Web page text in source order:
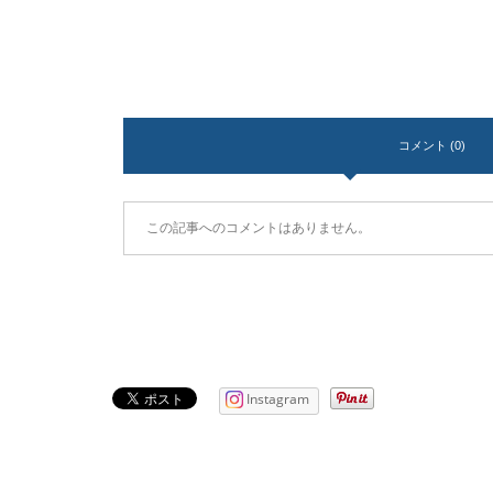
コメント (0)
この記事へのコメントはありません。
Instagram